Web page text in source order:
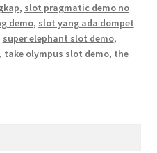
, slot pragmatic demo no
demo, slot yang ada dompet
super elephant slot demo,
take olympus slot demo, the